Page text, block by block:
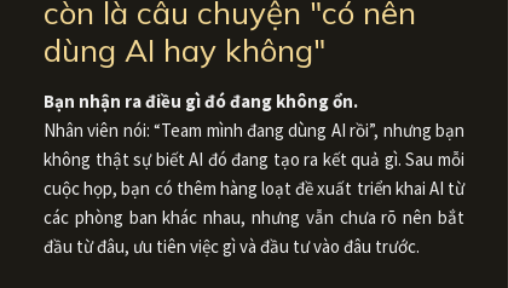
Bạn nhận ra điều gì đó đang không ổn.
Nhân viên nói: “Team mình đang dùng AI rồi”, nhưng bạn
không thật sự biết AI đó đang tạo ra kết quả gì. Sau mỗi
cuộc họp, bạn có thêm hàng loạt đề xuất triển khai AI từ
các phòng ban khác nhau, nhưng vẫn chưa rõ nên bắt
đầu từ đâu, ưu tiên việc gì và đầu tư vào đâu trước.
còn là câu chuyện "có nên
dùng AI hay không"